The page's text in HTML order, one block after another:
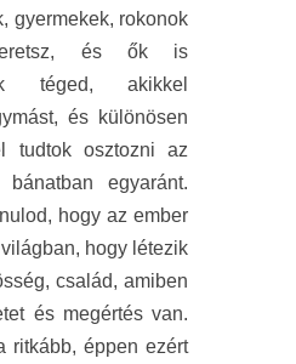
gyermekek, rokonok
és ők is
téged, akikkel
és különösen
tudtok osztozni az
egyaránt.
hogy az ember
hogy létezik
család, amiben
és megértés van.
ritkább, éppen ezért